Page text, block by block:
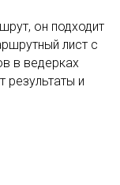
он подходит
лист с
в ведерках
результаты и